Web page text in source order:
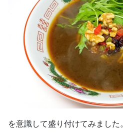
を意識して盛り付けてみました。